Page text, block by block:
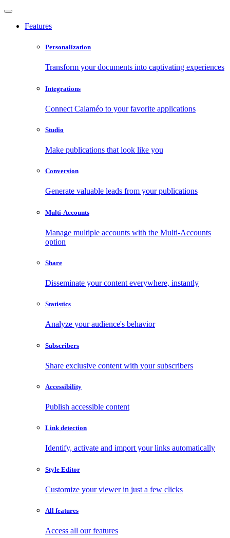
Features
Personalization
Transform your documents into captivating experiences
Integrations
Connect Calaméo to your favorite applications
Studio
Make publications that look like you
Conversion
Generate valuable leads from your publications
Multi-Accounts
Manage multiple accounts with the Multi-Accounts
option
Share
Disseminate your content everywhere, instantly
Statistics
Analyze your audience's behavior
Subscribers
Share exclusive content with your subscribers
Accessibility
Publish accessible content
Link detection
Identify, activate and import your links automatically
Style Editor
Customize your viewer in just a few clicks
All features
Access all our features